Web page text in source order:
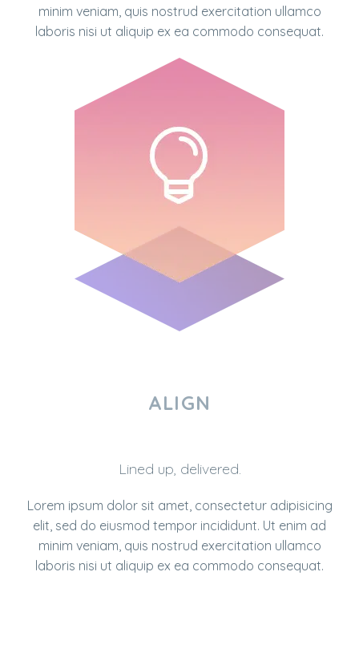
minim veniam, quis nostrud exercitation ullamco
laboris nisi ut aliquip ex ea commodo consequat.
ALIGN
Lined up, delivered.
Lorem ipsum dolor sit amet, consectetur adipisicing
elit, sed do eiusmod tempor incididunt. Ut enim ad
minim veniam, quis nostrud exercitation ullamco
laboris nisi ut aliquip ex ea commodo consequat.